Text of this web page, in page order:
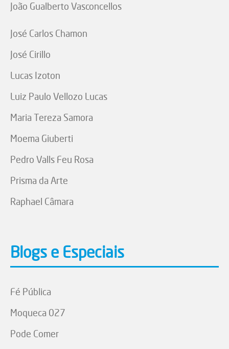
João Gualberto Vasconcellos
José Carlos Chamon
José Cirillo
Lucas Izoton
Luiz Paulo Vellozo Lucas
Maria Tereza Samora
Moema Giuberti
Pedro Valls Feu Rosa
Prisma da Arte
Raphael Câmara
Blogs e Especiais
Fé Pública
Moqueca 027
Pode Comer